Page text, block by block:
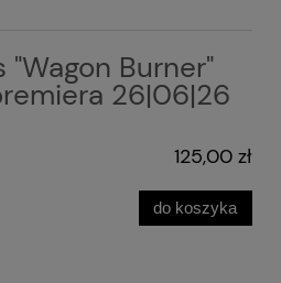
Burner"
26|06|26
125,00 zł
do koszyka